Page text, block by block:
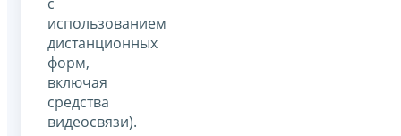
использованием
дистанционных
форм,
включая
средства
видеосвязи).